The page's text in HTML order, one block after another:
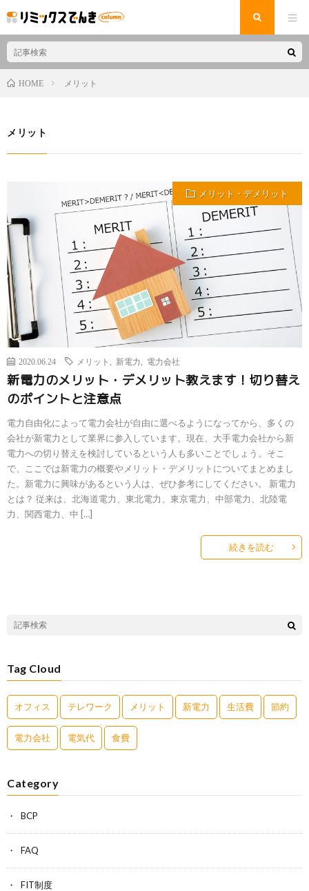
HOME メリット
メリット
メリット・デメリット
2020.06.24 メリット 新電力 電力会社
新電力のメリット・デメリット教えます！切り替え
のポイントと注意点
電力自由化によって電力会社が自由に選べるようになってから、多くの
会社が新電力として業界に参入しています。現在、大手電力会社から新
電力への切り替えを検討しているという人も多いことでしょう。そこ
で、ここでは新電力の概要やメリット・デメリットについてまとめまし
た。新電力に興味があるという人は、ぜひ参考にしてください。 新電力
とは？ 従来は、北海道電力、東北電力、東京電力、中部電力、北陸電
力、関西電力、中 […]
続きを読む
Tag Cloud
オフィス テレワーク メリット 新電力 生活費 節約
電力会社 電気代 食費
Category
BCP
FAQ
FIT制度